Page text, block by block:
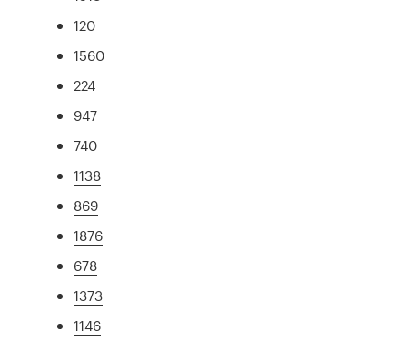
120
1560
224
947
740
1138
869
1876
678
1373
1146